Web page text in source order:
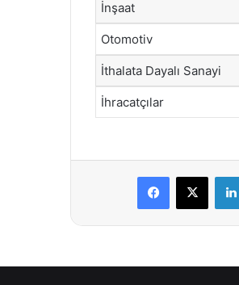
İnşaat
Otomotiv
İthalata Dayalı Sanayi
İhracatçılar
Facebook
X